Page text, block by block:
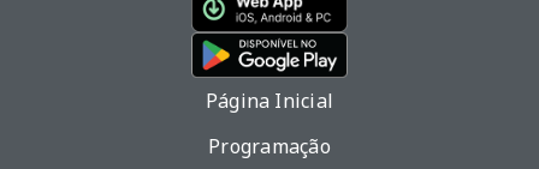
Página Inicial
Programação